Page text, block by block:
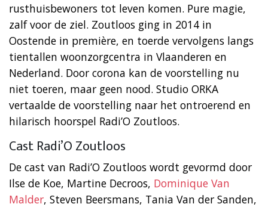
rusthuisbewoners tot leven komen. Pure magie,
zalf voor de ziel. Zoutloos ging in 2014 in
Oostende in première, en toerde vervolgens langs
tientallen woonzorgcentra in Vlaanderen en
Nederland. Door corona kan de voorstelling nu
niet toeren, maar geen nood. Studio ORKA
vertaalde de voorstelling naar het ontroerend en
hilarisch hoorspel Radi’O Zoutloos.
Cast Radi’O Zoutloos
De cast van Radi’O Zoutloos wordt gevormd door
Ilse de Koe, Martine Decroos, Dominique Van
Malder, Steven Beersmans, Tania Van der Sanden,